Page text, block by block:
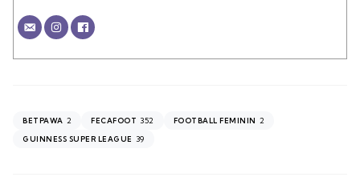
BETPAWA 2 FECAFOOT 352 FOOTBALL FEMININ 2
GUINNESS SUPER LEAGUE 39